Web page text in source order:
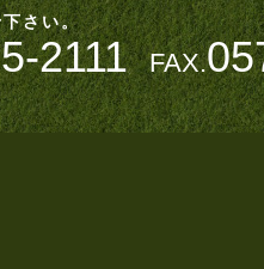
さい。
2111 FAX.